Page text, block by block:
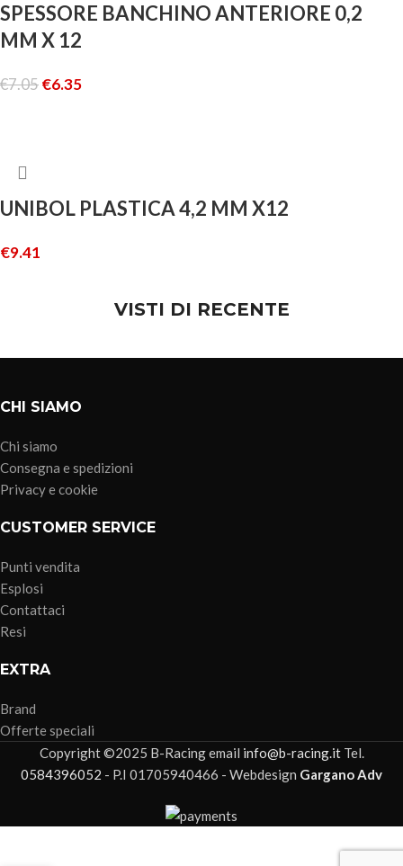
SPESSORE BANCHINO ANTERIORE 0,2
MM X 12
€7.05€6.35
UNIBOL PLASTICA 4,2 MM X12
€9.41
VISTI DI RECENTE
CHI SIAMO
Chi siamo
Consegna e spedizioni
Privacy e cookie
CUSTOMER SERVICE
Punti vendita
Esplosi
Contattaci
Resi
EXTRA
Brand
Offerte speciali
Copyright ©2025 B-Racing email info@b-racing.itTel.
0584396052 - P.I 01705940466 - Webdesign Gargano Adv